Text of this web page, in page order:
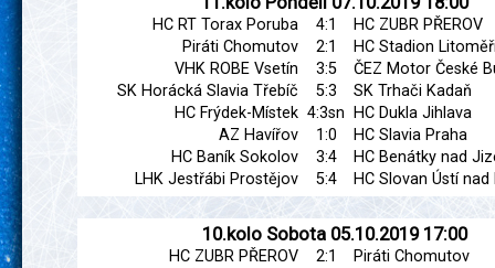
HC RT Torax Poruba 4:1
HC ZUBR PŘEROV
Piráti Chomutov
2:1
HC Stadion
VHK ROBE Vsetín
3:5
ČEZ Motor České
SK Horácká Slavia Třebíč
5:3
SK Trhači Kadaň
HC Frýdek-Místek 4:3sn
HC Dukla Jihlava
AZ Havířov
1:0
HC Slavia Praha
HC Baník Sokolov
3:4
HC Benátky nad
LHK Jestřábi Prostějov
5:4 HC Slovan Ústí nad
10.kolo Sobota 05.10.2019 17:00
HC ZUBR PŘEROV 2:1
Piráti Chomutov